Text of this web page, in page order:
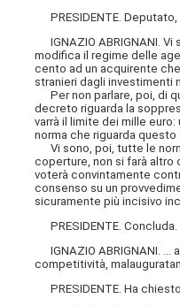
PRESIDENTE. Deputato,
IGNAZIO ABRIGNANI.
modifica il regime delle
cento ad un acquirente
stranieri dagli investimenti
Per non parlare, poi, di
decreto riguarda la
varrà il limite dei mille
norma che riguarda questo
Vi sono, poi, tutte le
coperture, non si farà altro
voterà convintamente
consenso su un
sicuramente più incisivo
PRESIDENTE. Concluda.
IGNAZIO ABRIGNANI.
competitività,
PRESIDENTE. Ha